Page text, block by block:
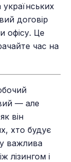
договір
офісу. Це
час на
— але
він
хто будує
важлива
лізингом і